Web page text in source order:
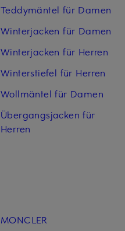
Teddymäntel für Damen
Winterjacken für Damen
Winterjacken für Herren
Winterstiefel für Herren
Wollmäntel für Damen
Übergangsjacken für
Herren
MONCLER